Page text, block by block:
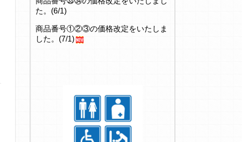
た。(6/1)
商品番号①②③の価格改定をいたしま
した。(7/1)